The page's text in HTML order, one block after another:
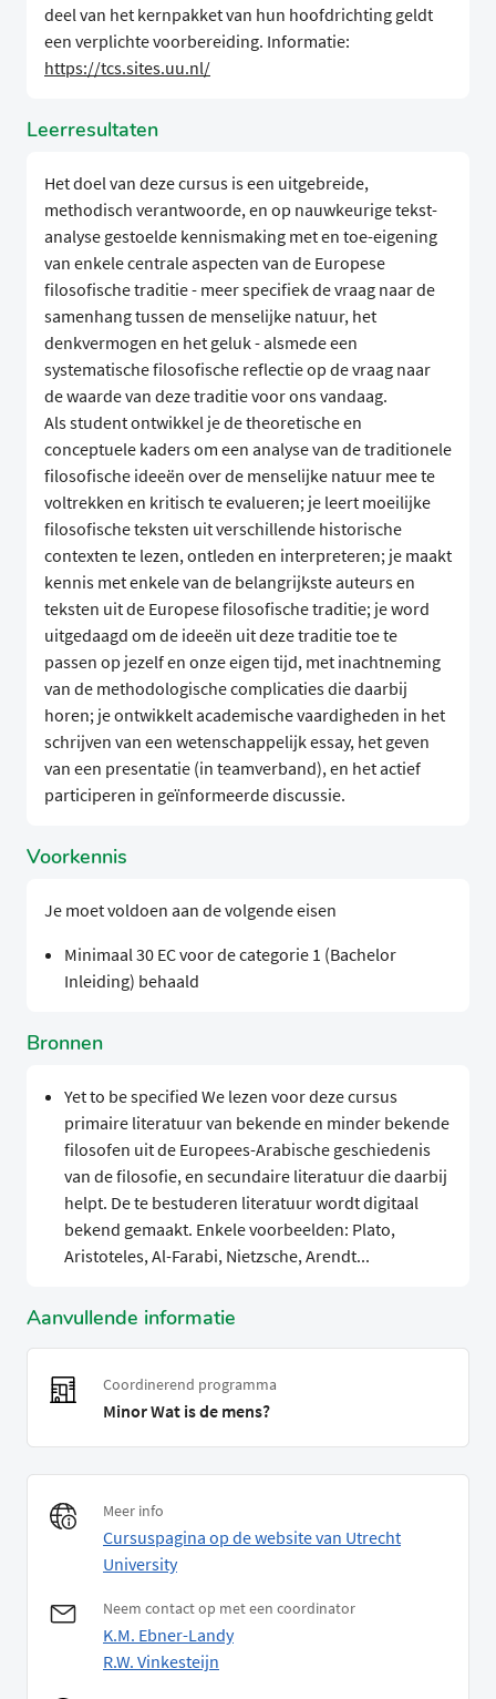
deel van het kernpakket van hun hoofdrichting geldt
een verplichte voorbereiding. Informatie:
https://tcs.sites.uu.nl/
Leerresultaten
Het doel van deze cursus is een uitgebreide,
methodisch verantwoorde, en op nauwkeurige tekst-
analyse gestoelde kennismaking met en toe-eigening
van enkele centrale aspecten van de Europese
filosofische traditie - meer specifiek de vraag naar de
samenhang tussen de menselijke natuur, het
denkvermogen en het geluk - alsmede een
systematische filosofische reflectie op de vraag naar
de waarde van deze traditie voor ons vandaag.
Als student ontwikkel je de theoretische en
conceptuele kaders om een analyse van de traditionele
filosofische ideeën over de menselijke natuur mee te
voltrekken en kritisch te evalueren; je leert moeilijke
filosofische teksten uit verschillende historische
contexten te lezen, ontleden en interpreteren; je maakt
kennis met enkele van de belangrijkste auteurs en
teksten uit de Europese filosofische traditie; je word
uitgedaagd om de ideeën uit deze traditie toe te
passen op jezelf en onze eigen tijd, met inachtneming
van de methodologische complicaties die daarbij
horen; je ontwikkelt academische vaardigheden in het
schrijven van een wetenschappelijk essay, het geven
van een presentatie (in teamverband), en het actief
participeren in geïnformeerde discussie.
Voorkennis
Je moet voldoen aan de volgende eisen
Minimaal 30 EC voor de categorie 1 (Bachelor
Inleiding) behaald
Bronnen
Yet to be specified We lezen voor deze cursus
primaire literatuur van bekende en minder bekende
filosofen uit de Europees-Arabische geschiedenis
van de filosofie, en secundaire literatuur die daarbij
helpt. De te bestuderen literatuur wordt digitaal
bekend gemaakt. Enkele voorbeelden: Plato,
Aristoteles, Al-Farabi, Nietzsche, Arendt...
Aanvullende informatie
Coordinerend programma
Minor Wat is de mens?
Meer info
Cursuspagina op de website van Utrecht
University
Neem contact op met een coordinator
K.M. Ebner-Landy
R.W. Vinkesteijn